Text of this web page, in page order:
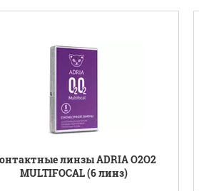
линзы ADRIA O2O2
MULTIFOCAL (6 линз)